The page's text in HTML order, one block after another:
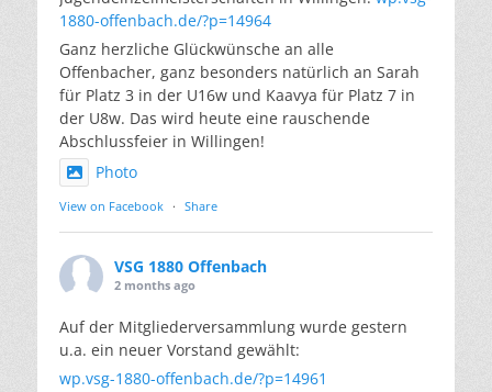
1880-offenbach.de/?p=14964
Ganz herzliche Glückwünsche an alle
Offenbacher, ganz besonders natürlich an Sarah
für Platz 3 in der U16w und Kaavya für Platz 7 in
der U8w. Das wird heute eine rauschende
Abschlussfeier in Willingen!
Photo
View on Facebook · Share
VSG 1880 Offenbach
2 months ago
Auf der Mitgliederversammlung wurde gestern
u.a. ein neuer Vorstand gewählt:
wp.vsg-1880-offenbach.de/?p=14961